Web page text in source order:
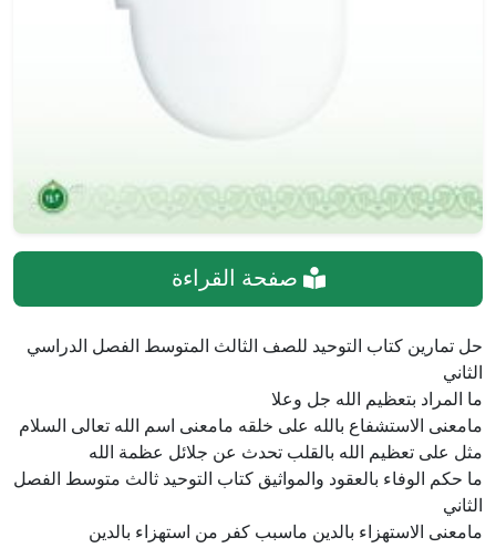
صفحة القراءة
حل تمارين كتاب التوحيد للصف الثالث المتوسط الفصل الدراسي
الثاني
ما المراد بتعظيم الله جل وعلا
مامعنى الاستشفاع بالله على خلقه مامعنى اسم الله تعالى السلام
مثل على تعظيم الله بالقلب تحدث عن جلائل عظمة الله
ما حكم الوفاء بالعقود والمواثيق كتاب التوحيد ثالث متوسط الفصل
الثاني
مامعنى الاستهزاء بالدين ماسبب كفر من استهزاء بالدين